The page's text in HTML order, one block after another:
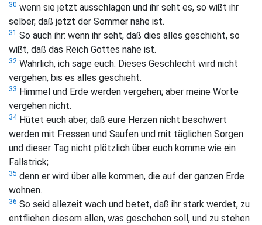
30 wenn sie jetzt ausschlagen und ihr seht es, so wißt ihr
selber, daß jetzt der Sommer nahe ist.
31 So auch ihr: wenn ihr seht, daß dies alles geschieht, so
wißt, daß das Reich Gottes nahe ist.
32 Wahrlich, ich sage euch: Dieses Geschlecht wird nicht
vergehen, bis es alles geschieht.
33 Himmel und Erde werden vergehen; aber meine Worte
vergehen nicht.
34 Hütet euch aber, daß eure Herzen nicht beschwert
werden mit Fressen und Saufen und mit täglichen Sorgen
und dieser Tag nicht plötzlich über euch komme wie ein
Fallstrick;
35 denn er wird über alle kommen, die auf der ganzen Erde
wohnen.
36 So seid allezeit wach und betet, daß ihr stark werdet, zu
entfliehen diesem allen, was geschehen soll, und zu stehen